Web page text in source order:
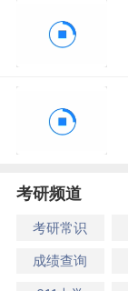
考研频道
考研常识
成绩查询